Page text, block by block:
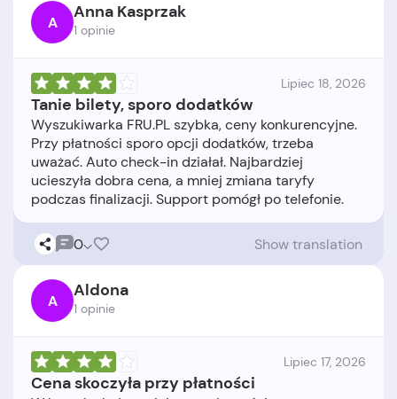
A Anna Kasprzak
1 opinie
Lipiec 18, 2026
Tanie bilety, sporo dodatków
Wyszukiwarka FRU.PL szybka, ceny konkurencyjne.
Przy płatności sporo opcji dodatków, trzeba
uważać. Auto check-in działał. Najbardziej
ucieszyła dobra cena, a mniej zmiana taryfy
0 Show translation
A Aldona
1 opinie
Lipiec 17, 2026
Cena skoczyła przy płatności